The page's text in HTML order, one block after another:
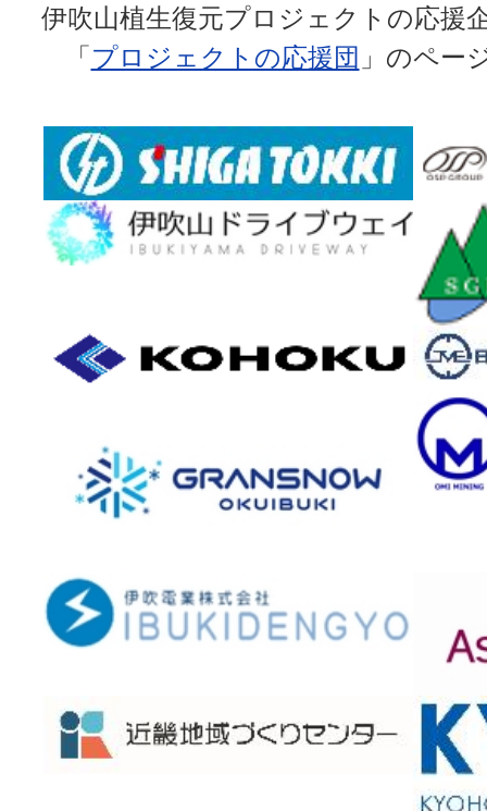
伊吹山植生復元プロジェクトの応援
「プロジェクトの応援団 」のペー